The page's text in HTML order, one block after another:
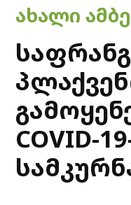
POSTED
IN
ᲐᲮᲐᲚᲘ
COVID-